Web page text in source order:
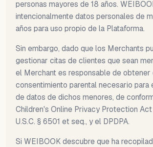
personas mayores de 18 años.
intencionalmente datos personales de
años para uso propio de la Plataforma.
Sin embargo, dado que los Merchants
gestionar citas de clientes que sean
el Merchant es responsable de obtener
consentimiento parental necesario para
de datos de dichos menores, de
Children's Online Privacy Protection Act
U.S.C. § 6501 et seq., y el DPDPA.
Si WEIBOOK descubre que ha